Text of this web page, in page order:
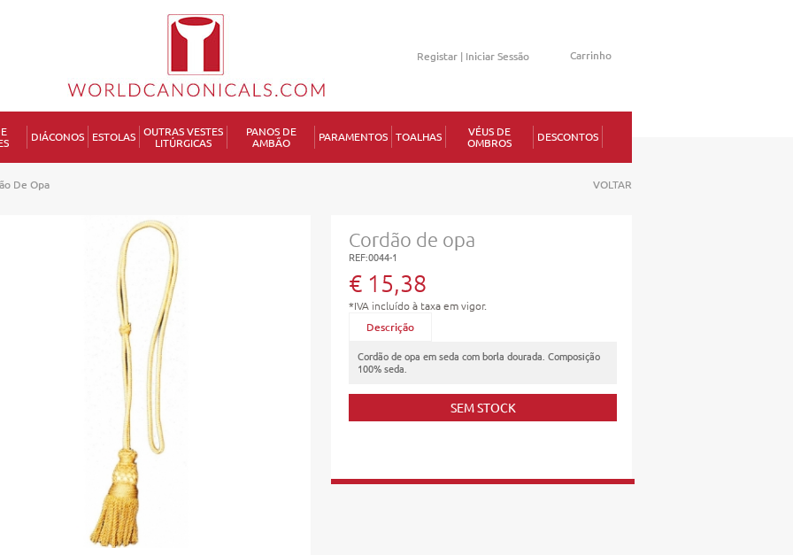
Carrinho
Registar | Iniciar Sessão
Memorizar
Perdeu a senha?
DIÁCONOS ESTOLAS
OUTRAS VESTES
LITÚRGICAS
PANOS DE
AMBÃO
PARAMENTOS TOALHAS
VÉUS DE
OMBROS
DESCONTOS
De Opa VOLTAR
Cordão de opa
REF:0044-1
€ 15,38
*IVA incluído à taxa em vigor.
Descrição
Cordão de opa em seda com borla dourada. Composição
100% seda.
SEM STOCK